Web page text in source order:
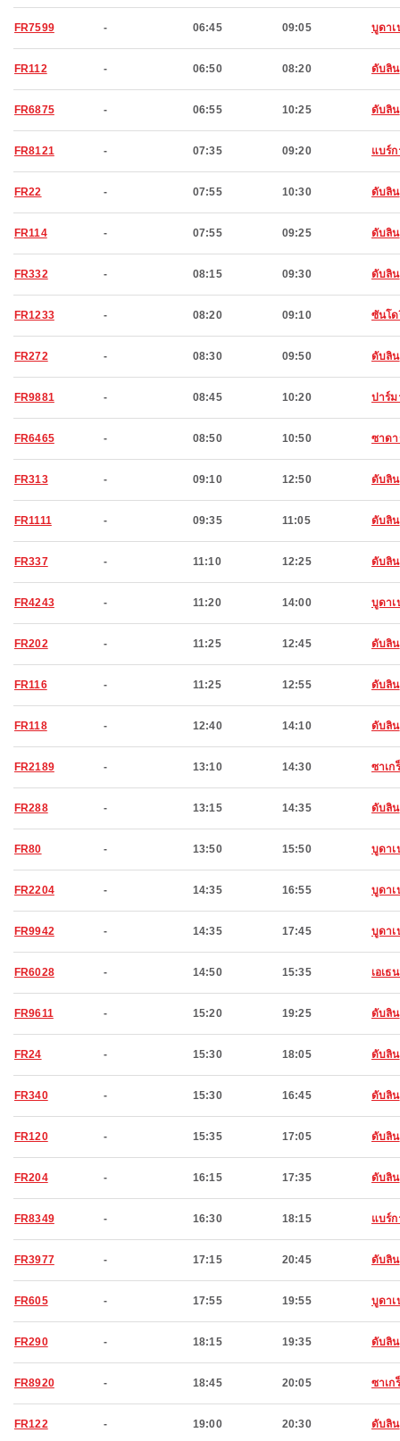
FR7599 - 06:45 09:05 บูดาเ
FR112 - 06:50 08:20 ดับลิน
FR6875 - 06:55 10:25 ดับลิน
FR8121 - 07:35 09:20 แบร์ก
FR22 - 07:55 10:30 ดับลิน
FR114 - 07:55 09:25 ดับลิน
FR332 - 08:15 09:30 ดับลิน
FR1233 - 08:20 09:10 ซันโ
FR272 - 08:30 09:50 ดับลิน
FR9881 - 08:45 10:20 ปาร์ม
FR6465 - 08:50 10:50 ซาดา
FR313 - 09:10 12:50 ดับลิน
FR1111 - 09:35 11:05 ดับลิน
FR337 - 11:10 12:25 ดับลิน
FR4243 - 11:20 14:00 บูดาเ
FR202 - 11:25 12:45 ดับลิน
FR116 - 11:25 12:55 ดับลิน
FR118 - 12:40 14:10 ดับลิน
FR2189 - 13:10 14:30 ซาเก
FR288 - 13:15 14:35 ดับลิน
FR80 - 13:50 15:50 บูดาเ
FR2204 - 14:35 16:55 บูดาเ
FR9942 - 14:35 17:45 บูดาเ
FR6028 - 14:50 15:35 เอเธ
FR9611 - 15:20 19:25 ดับลิน
FR24 - 15:30 18:05 ดับลิน
FR340 - 15:30 16:45 ดับลิน
FR120 - 15:35 17:05 ดับลิน
FR204 - 16:15 17:35 ดับลิน
FR8349 - 16:30 18:15 แบร์ก
FR3977 - 17:15 20:45 ดับลิน
FR605 - 17:55 19:55 บูดาเ
FR290 - 18:15 19:35 ดับลิน
FR8920 - 18:45 20:05 ซาเก
FR122 - 19:00 20:30 ดับลิน